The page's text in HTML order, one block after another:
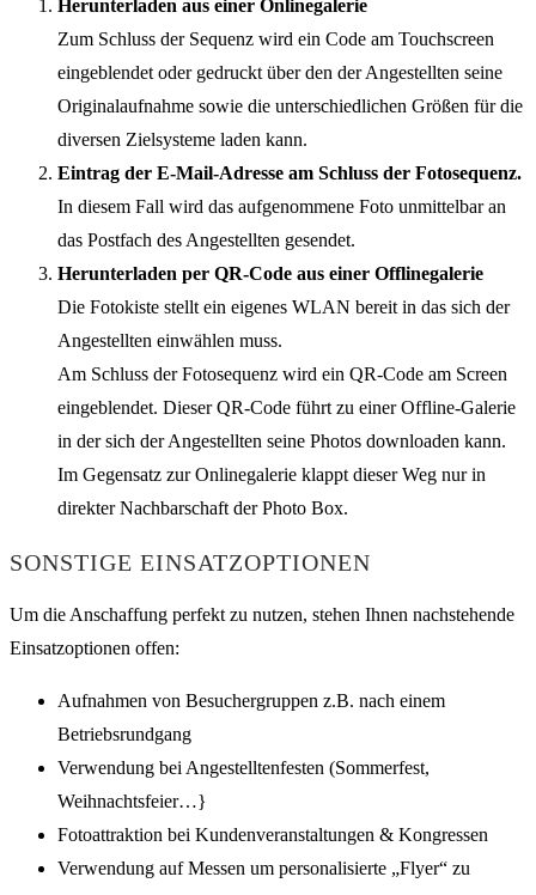
Herunterladen aus einer Onlinegalerie
Zum Schluss der Sequenz wird ein Code am Touchscreen
eingeblendet oder gedruckt über den der Angestellten seine
Originalaufnahme sowie die unterschiedlichen Größen für die
diversen Zielsysteme laden kann.
Eintrag der E-Mail-Adresse am Schluss der Fotosequenz.
In diesem Fall wird das aufgenommene Foto unmittelbar an
das Postfach des Angestellten gesendet.
Herunterladen per QR-Code aus einer Offlinegalerie
Die Fotokiste stellt ein eigenes WLAN bereit in das sich der
Angestellten einwählen muss.
Am Schluss der Fotosequenz wird ein QR-Code am Screen
eingeblendet. Dieser QR-Code führt zu einer Offline-Galerie
in der sich der Angestellten seine Photos downloaden kann.
Im Gegensatz zur Onlinegalerie klappt dieser Weg nur in
direkter Nachbarschaft der Photo Box.
SONSTIGE EINSATZOPTIONEN
Um die Anschaffung perfekt zu nutzen, stehen Ihnen nachstehende
Einsatzoptionen offen:
Aufnahmen von Besuchergruppen z.B. nach einem
Betriebsrundgang
Verwendung bei Angestelltenfesten (Sommerfest,
Weihnachtsfeier…}
Fotoattraktion bei Kundenveranstaltungen & Kongressen
Verwendung auf Messen um personalisierte „Flyer“ zu